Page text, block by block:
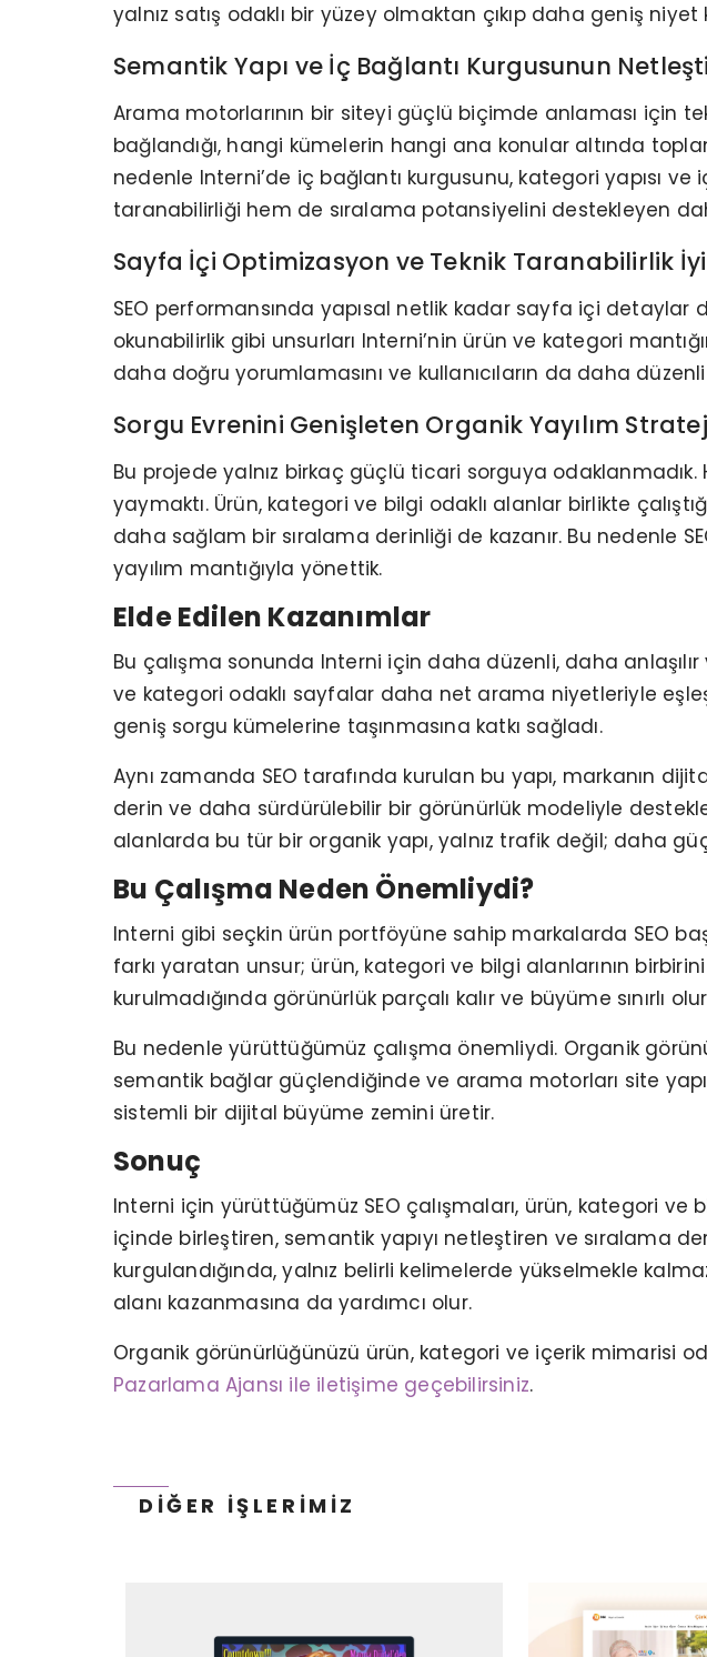
yalnız satış odaklı bir yüzey olmaktan çıkıp daha geniş
Semantik Yapı ve İç Bağlantı Kurgusunun
Arama motorlarının bir siteyi güçlü biçimde anlaması için
bağlandığı, hangi kümelerin hangi ana konular altında
nedenle Interni’de iç bağlantı kurgusunu, kategori yapısı
taranabilirliği hem de sıralama potansiyelini destekleyen
Sayfa İçi Optimizasyon ve Teknik Taranabilirlik
SEO performansında yapısal netlik kadar sayfa içi detaylar
okunabilirlik gibi unsurları Interni’nin ürün ve kategori
daha doğru yorumlamasını ve kullanıcıların da daha
Sorgu Evrenini Genişleten Organik Yayılım
Bu projede yalnız birkaç güçlü ticari sorguya
yaymaktı. Ürün, kategori ve bilgi odaklı alanlar birlikte
daha sağlam bir sıralama derinliği de kazanır. Bu nedenle
yayılım mantığıyla yönettik.
Elde Edilen Kazanımlar
Bu çalışma sonunda Interni için daha düzenli, daha
ve kategori odaklı sayfalar daha net arama niyetleriyle
geniş sorgu kümelerine taşınmasına katkı sağladı.
Aynı zamanda SEO tarafında kurulan bu yapı, markanın
derin ve daha sürdürülebilir bir görünürlük modeliyle
alanlarda bu tür bir organik yapı, yalnız trafik değil; daha
Bu Çalışma Neden Önemliydi?
Interni gibi seçkin ürün portföyüne sahip markalarda SEO
farkı yaratan unsur; ürün, kategori ve bilgi alanlarının
kurulmadığında görünürlük parçalı kalır ve büyüme sınırlı
Bu nedenle yürüttüğümüz çalışma önemliydi. Organik
semantik bağlar güçlendiğinde ve arama motorları site
sistemli bir dijital büyüme zemini üretir.
Sonuç
Interni için yürüttüğümüz SEO çalışmaları, ürün, kategori
içinde birleştiren, semantik yapıyı netleştiren ve sıralama
kurgulandığında, yalnız belirli kelimelerde yükselmekle
alanı kazanmasına da yardımcı olur.
Organik görünürlüğünüzü ürün, kategori ve içerik mimarisi
Pazarlama Ajansı ile iletişime geçebilirsiniz.
DIĞER İŞLERIMIZ
ANIMASYON